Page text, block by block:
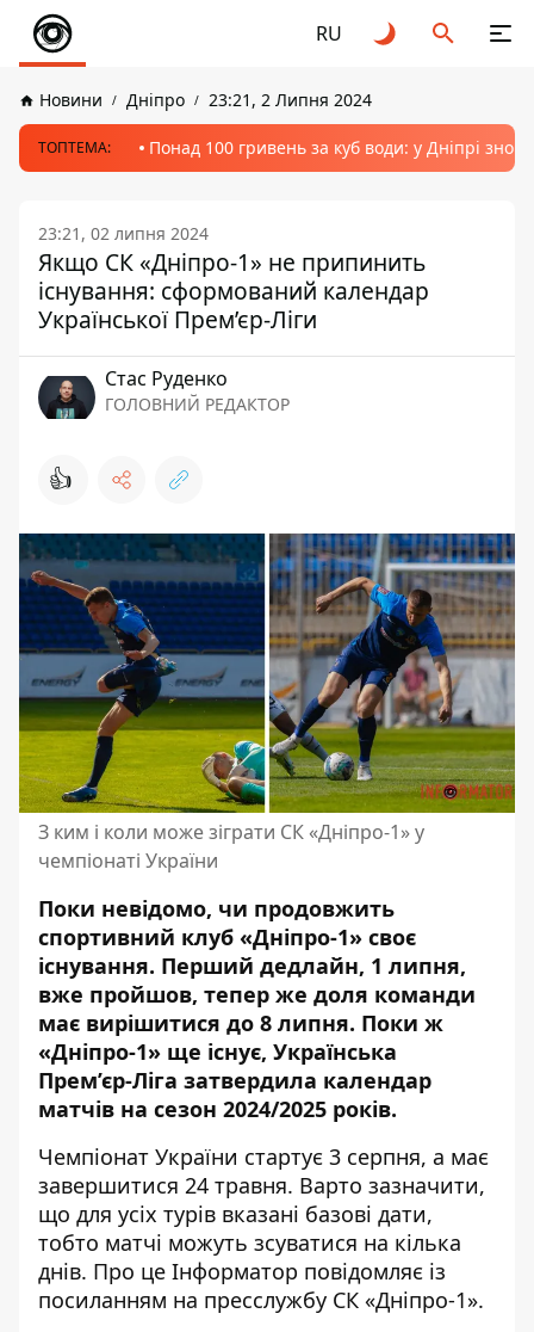
RU
Новини Дніпро 23:21, 2 Липня 2024
ТОПТЕМА: Понад 100 гривень за куб води: у Дніпрі
23:21, 02 липня 2024
Якщо СК «Дніпро-1» не припинить
існування: сформований календар
Української Прем’єр-Ліги
Стас Руденко
ГОЛОВНИЙ РЕДАКТОР
👍
З ким і коли може зіграти СК «Дніпро-1» у
чемпіонаті України
Поки невідомо, чи продовжить
спортивний клуб «Дніпро-1» своє
існування. Перший дедлайн, 1 липня,
вже пройшов, тепер же доля команди
має вирішитися до 8 липня. Поки ж
«Дніпро-1» ще існує, Українська
Прем’єр-Ліга затвердила календар
матчів на сезон 2024/2025 років.
Чемпіонат України стартує 3 серпня, а має
завершитися 24 травня. Варто зазначити,
що для усіх турів вказані базові дати,
тобто матчі можуть зсуватися на кілька
днів. Про це Інформатор повідомляє із
посиланням на пресслужбу СК «Дніпро-1».